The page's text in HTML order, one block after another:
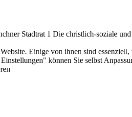
Stadtrat 1 Die christlich-soziale und
Einige von ihnen sind
können Sie selbst